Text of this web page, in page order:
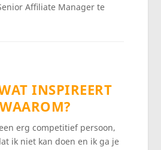
Affiliate Manager te
INSPIREERT
erg competitief persoon,
ik niet kan doen en ik ga je